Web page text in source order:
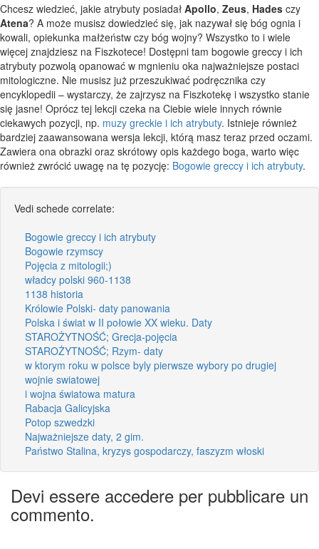
Chcesz wiedzieć, jakie atrybuty posiadał Apollo, Zeus, Hades czy
Atena? A może musisz dowiedzieć się, jak nazywał się bóg ognia i
kowali, opiekunka małżeństw czy bóg wojny? Wszystko to i wiele
więcej znajdziesz na Fiszkotece! Dostępni tam bogowie greccy i ich
atrybuty pozwolą opanować w mgnieniu oka najważniejsze postaci
mitologiczne. Nie musisz już przeszukiwać podręcznika czy
encyklopedii – wystarczy, że zajrzysz na Fiszkotekę i wszystko stanie
się jasne! Oprócz tej lekcji czeka na Ciebie wiele innych równie
ciekawych pozycji, np. muzy greckie i ich atrybuty. Istnieje również
bardziej zaawansowana wersja lekcji, którą masz teraz przed oczami.
Zawiera ona obrazki oraz skrótowy opis każdego boga, warto więc
również zwrócić uwagę na tę pozycję: Bogowie greccy i ich atrybuty.
Vedi schede correlate:
Bogowie greccy i ich atrybuty
Bogowie rzymscy
Pojęcia z mitologii;)
władcy polski 960-1138
1138 historia
Królowie Polski- daty panowania
Polska i świat w II połowie XX wieku. Daty
STAROŻYTNOŚĆ; Grecja-pojęcia
STAROŻYTNOŚĆ; Rzym- daty
w ktorym roku w polsce byly pierwsze wybory po drugiej
wojnie swiatowej
i wojna światowa matura
Rabacja Galicyjska
Potop szwedzki
Najważniejsze daty, 2 gim.
Państwo Stalina, kryzys gospodarczy, faszyzm włoski
Devi essere accedere per pubblicare un
commento.